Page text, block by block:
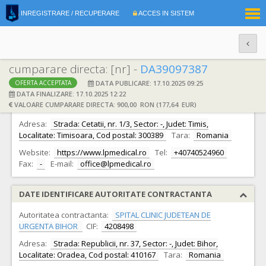
INREGISTRARE / RECUPERARE ACCES IN SISTEM
cumparare directa: [nr] - DA39097387
OFERTA ACCEPTATA
DATA PUBLICARE: 17.10.2025 09:25
DATA FINALIZARE: 17.10.2025 12:22
VALOARE CUMPARARE DIRECTA: 900,00 RON (177,64 EUR)
DATE IDENTIFICARE OFERTANT
Ofertant: S.C. L&P MEDICAL S.R.L. CIF: 42026251
Adresa:
Strada: Cetatii, nr. 1/3, Sector: -, Judet: Timis,
Localitate: Timisoara, Cod postal: 300389
Tara:
Romania
Website:
https://www.lpmedical.ro Tel:
+40740524960
Fax:
- E-mail: office@lpmedical.ro
DATE IDENTIFICARE AUTORITATE CONTRACTANTA
Autoritatea contractanta:
SPITAL CLINIC JUDETEAN DE
URGENTA BIHOR
CIF:
4208498
Adresa:
Strada: Republicii, nr. 37, Sector: -, Judet: Bihor,
Localitate: Oradea, Cod postal: 410167
Tara:
Romania